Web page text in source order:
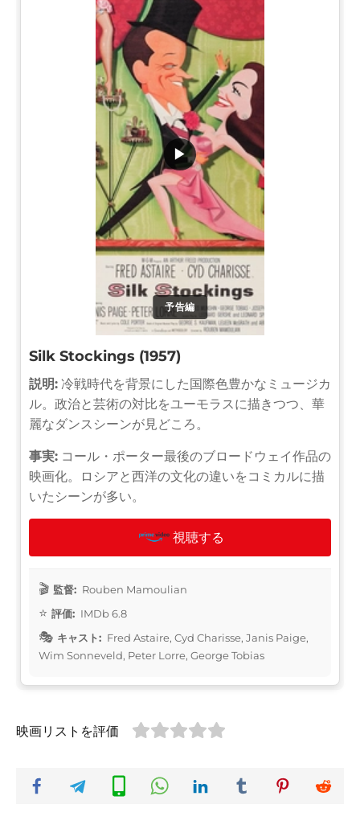
予告編
▶
Silk Stockings (1957)
説明: 冷戦時代を背景にした国際色豊かなミュージカ
ル。政治と芸術の対比をユーモラスに描きつつ、華
麗なダンスシーンが見どころ。
事実: コール・ポーター最後のブロードウェイ作品の
映画化。ロシアと西洋の文化の違いをコミカルに描
いたシーンが多い。
視聴する
監督: Rouben Mamoulian
評価: IMDb 6.8
キャスト: Fred Astaire, Cyd Charisse, Janis Paige,
Wim Sonneveld, Peter Lorre, George Tobias
映画リストを評価